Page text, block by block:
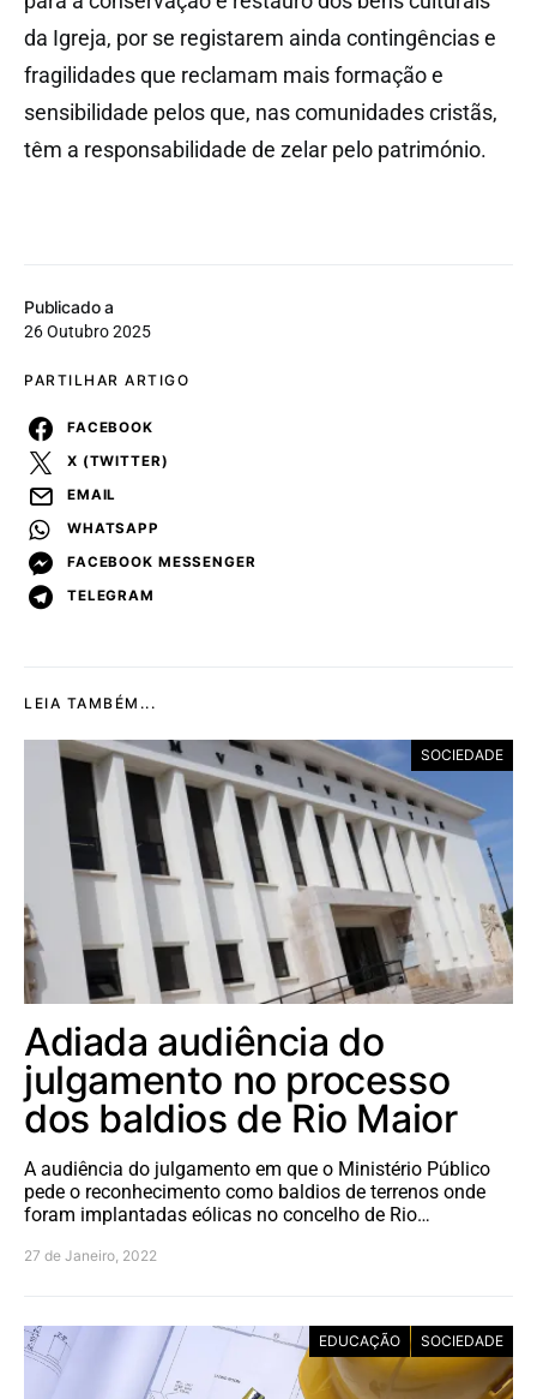
Publicado a
26 Outubro 2025
PARTILHAR ARTIGO
FACEBOOK
X (TWITTER)
EMAIL
WHATSAPP
FACEBOOK MESSENGER
TELEGRAM
da Igreja, por se registarem ainda contingências e
fragilidades que reclamam mais formação e
sensibilidade pelos que, nas comunidades cristãs,
têm a responsabilidade de zelar pelo património.
LEIA TAMBÉM...
SOCIEDADE
Adiada audiência do
julgamento no processo
dos baldios de Rio Maior
A audiência do julgamento em que o Ministério Público
pede o reconhecimento como baldios de terrenos onde
foram implantadas eólicas no concelho de Rio…
27 de Janeiro, 2022
EDUCAÇÃO SOCIEDADE